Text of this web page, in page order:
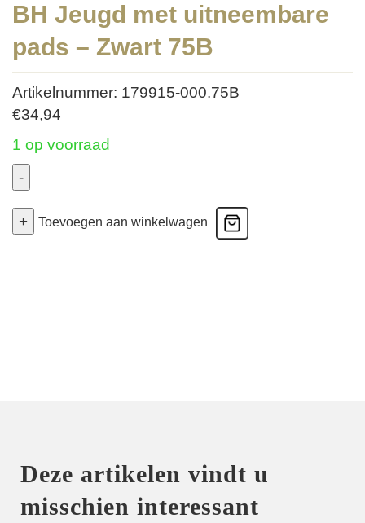
BH Jeugd met uitneembare
pads – Zwart 75B
Artikelnummer: 179915-000.75B
€34,94
1 op voorraad
-
Jeugd
+ Toevoegen aan winkelwagen
Deze artikelen vindt u
misschien interessant